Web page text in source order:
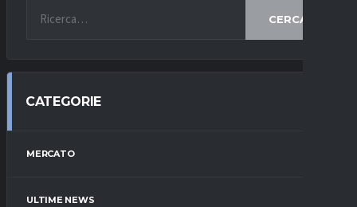
CERCA
CATEGORIE
MERCATO
ULTIME NEWS